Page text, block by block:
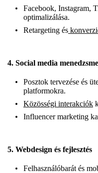
Facebook, Instagram,
optimalizálása.
Retargeting és
4. Social media
Posztok tervezése és
platformokra.
Közösségi interakciók
Influencer marketing
5. Webdesign és fejlesztés
Felhasználóbarát és